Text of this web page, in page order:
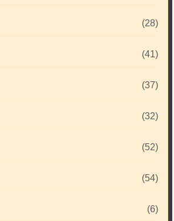
(28)
(41)
(37)
(32)
(52)
(54)
(6)